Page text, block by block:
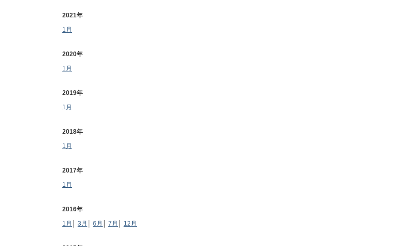
2021年
1月
2020年
1月
2019年
1月
2018年
1月
2017年
1月
2016年
1月
3月 6月 7月 12月